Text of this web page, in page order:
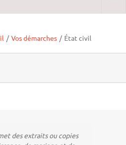
/ Vos démarches / État civil
des extraits ou copies